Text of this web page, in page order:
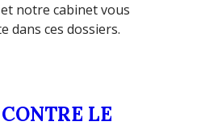
notre cabinet vous
dans ces dossiers.
LE